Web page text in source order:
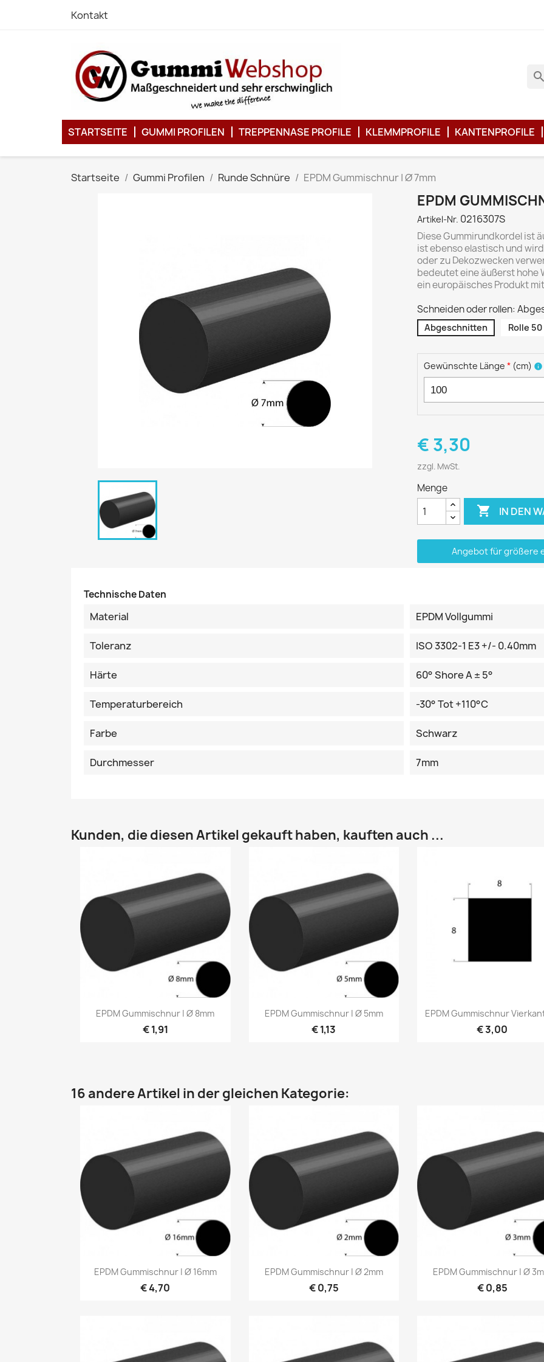
Kontakt
search
STARTSEITE GUMMI PROFILEN TREPPENNASE PROFILE KLEMMPROFILE KANTENPROFILE
Startseite Gummi Profilen Runde Schnüre EPDM Gummischnur | Ø 7mm
EPDM
Artikel-Nr. 0216307S
Diese Gummirundkordel ist
ist ebenso elastisch und
oder zu Dekozwecken
bedeutet eine äußerst hohe
ein europäisches Produkt
Schneiden oder rollen:
Abgeschnitten Rolle
Gewünschte Länge * (cm) info
€ 3,30
zzgl. MwSt.
Menge
 IN DEN
Angebot für größere
Technische Daten
Material EPDM Vollgummi
Toleranz ISO 3302-1 E3 +/- 0.40mm
Härte 60° Shore A ± 5°
Temperaturbereich -30° Tot +110°C
Farbe Schwarz
Durchmesser 7mm
Kunden, die diesen Artikel gekauft haben, kauften auch ...
Vorschau
EPDM Gummischnur | Ø 8mm
€ 1,91
Vorschau
EPDM Gummischnur | Ø 5mm
€ 1,13
Vorschau
EPDM Gummischnur
€ 3,00
16 andere Artikel in der gleichen Kategorie:
Vorschau
EPDM Gummischnur | Ø 16mm
€ 4,70
Vorschau
EPDM Gummischnur | Ø 2mm
€ 0,75
Vorschau
EPDM Gummischnur | Ø
€ 0,85